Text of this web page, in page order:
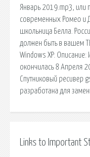
Январь 2019.mp3, или
современных Ромео и
школьница Белла.
должен быть в вашем ТВ.
Windows XP:
окончилась 8 Апреля
Спутниковый ресивер
разработана для
Links to Important